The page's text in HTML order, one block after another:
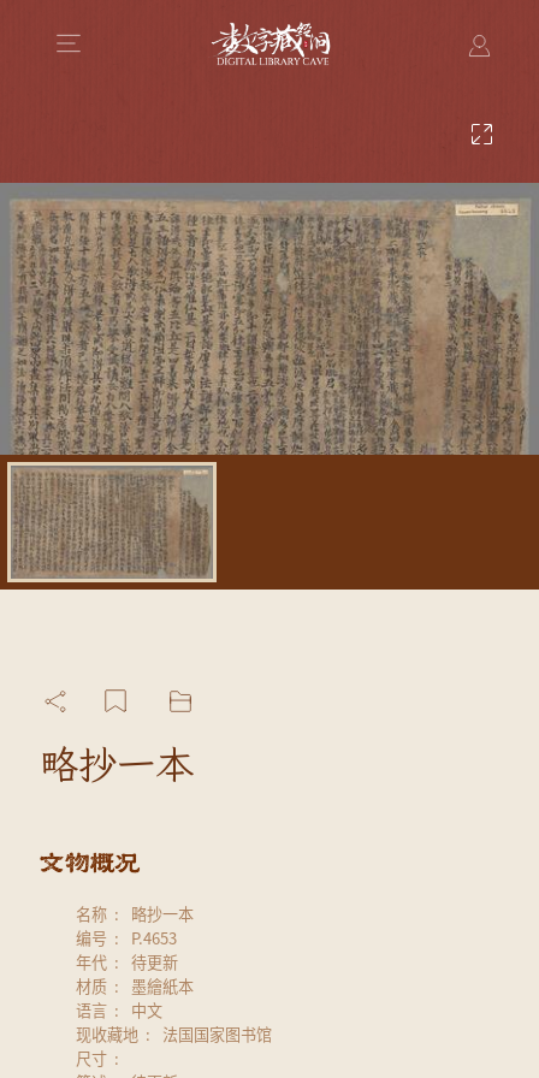
略抄一本
名称
略抄一本
编号
P.4653
年代
待更新
材质
墨繪紙本
语言
中文
现收藏地
法国国家图书馆
尺寸